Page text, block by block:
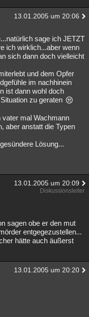
13.01.2005 um 20:06
sage ich JETZT
ich wirklich...aber wenn
sich dann doch vielleicht
und dem Opfer
im nachhinein
ist dann wohl doch
zu geraten
mal Wachmann
aber anstatt die Typen
Lösung...
13.01.2005 um 20:09
Diskussionsleiter
sagen obe er den mut
entgegezustellen...
hätte auch äußerst
13.01.2005 um 20:20